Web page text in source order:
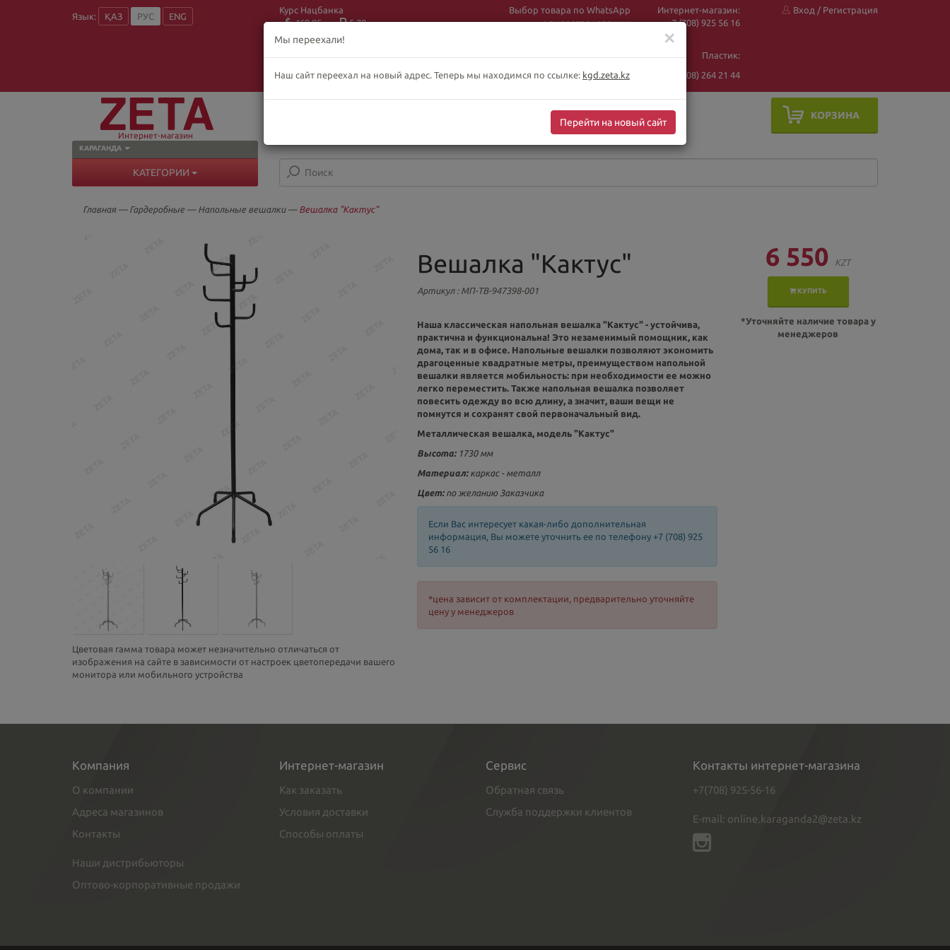
Язык: ҚАЗ РУС ENG
Курс Нацбанка
469.85
5.78
Выбор товара по WhatsApp
+ видеотрансляции:
Интернет-магазин:
+7 (708) 925 56 16
Пластик:
+7 (708) 264 21 44
Вход / Регистрация
КАРАГАНДА
Интернет-магазин
КОРЗИНА
КАТЕГОРИИ
Главная — Гардеробные — Напольные вешалки— Вешалка "Кактус"
Цветовая гамма товара может незначительно отличаться от
изображения на сайте в зависимости от настроек цветопередачи вашего
монитора или мобильного устройства
6 550 KZT
КУПИТЬ
*Уточняйте наличие товара у
менеджеров
Вешалка "Кактус"
Артикул: МП-ТВ-947398-001
Наша классическая напольная вешалка "Кактус" - устойчива,
практична и функциональна! Это незаменимый помощник, как
дома, так и в офисе. Напольные вешалки позволяют экономить
драгоценные квадратные метры, преимуществом напольной
вешалки является мобильность: при необходимости ее можно
легко переместить. Также напольная вешалка позволяет
повесить одежду во всю длину, а значит, ваши вещи не
помнутся и сохранят свой первоначальный вид.
Металлическая вешалка, модель "Кактус"
Высота: 1730 мм
Материал: каркас - металл
Цвет:по желанию Заказчика
Если Вас интересует какая-либо дополнительная
информация, Вы можете уточнить ее по телефону +7 (708) 925
56 16
*цена зависит от комплектации, предварительно уточняйте
цену у менеджеров
Компания
О компании
Адреса магазинов
Контакты
Наши дистрибьюторы
Оптово-корпоративные продажи
Интернет-магазин
Как заказать
Условия доставки
Способы оплаты
Сервис
Обратная связь
Служба поддержки клиентов
Контакты интернет-магазина
+7(708) 925-56-16
E-mail: online.karaganda2@zeta.kz
✕
Мы переехали!
Наш сайт переехал на новый адрес. Теперь мы находимся по ссылке: kgd.zeta.kz
Перейти на новый сайт